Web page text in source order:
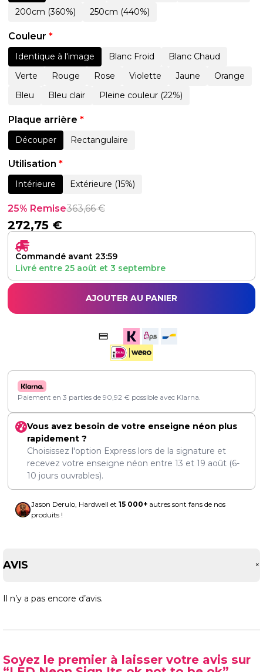
200cm (360%)
250cm (440%)
Couleur *
Identique à l'image Blanc Froid
Blanc Chaud
Verte
Rouge Rose Violette Jaune
Orange
Bleu
Bleu clair Pleine couleur (22%)
Plaque arrière *
Découper Rectangulaire
Utilisation *
Intérieure Extérieure (15%)
25% Remise363,66€
272,75 €
Commandé avant 23:59
Livré entre 25 août et 3 septembre
AJOUTER AU PANIER
Paiement en 3 parties de 90,92 € possible avec Klarna.
Vous avez besoin de votre enseigne néon plus
rapidement ?
Choisissez l'option Express lors de la signature et
recevez votre enseigne néon entre 13 et 19 août (6-
10 jours ouvrables).
Jason Derulo, Hardwell et 15 000+ autres sont fans de nos
produits !
AVIS +
Il n’y a pas encore d’avis.
Soyez le premier à laisser votre avis sur